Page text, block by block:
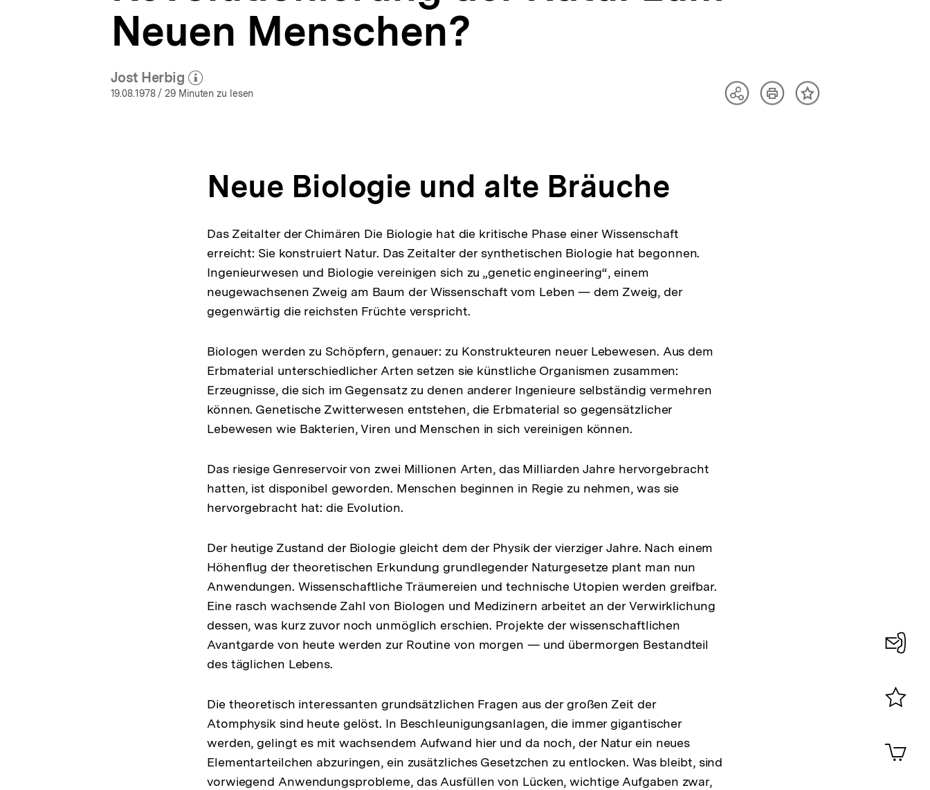
Neuen Menschen?
Jost Herbig
(Mehr zum Autor)
öffnen
19.08.1978/ 29 Minuten zu lesen
TeilenArtikelInhalt
Neue Biologie und alte Bräuche
Das Zeitalter der Chimären Die Biologie hat die kritische Phase einer Wissenschaft
erreicht: Sie konstruiert Natur. Das Zeitalter der synthetischen Biologie hat begonnen.
Ingenieurwesen und Biologie vereinigen sich zu „genetic engineering“, einem
neugewachsenen Zweig am Baum der Wissenschaft vom Leben — dem Zweig, der
gegenwärtig die reichsten Früchte verspricht.
Biologen werden zu Schöpfern, genauer: zu Konstrukteuren neuer Lebewesen. Aus dem
Erbmaterial unterschiedlicher Arten setzen sie künstliche Organismen zusammen:
Erzeugnisse, die sich im Gegensatz zu denen anderer Ingenieure selbständig vermehren
können. Genetische Zwitterwesen entstehen, die Erbmaterial so gegensätzlicher
Lebewesen wie Bakterien, Viren und Menschen in sich vereinigen können.
Das riesige Genreservoir von zwei Millionen Arten, das Milliarden Jahre hervorgebracht
hatten, ist disponibel geworden. Menschen beginnen in Regie zu nehmen, was sie
hervorgebracht hat: die Evolution.
Der heutige Zustand der Biologie gleicht dem der Physik der vierziger Jahre. Nach einem
Höhenflug der theoretischen Erkundung grundlegender Naturgesetze plant man nun
Anwendungen. Wissenschaftliche Träumereien und technische Utopien werden greifbar.
Eine rasch wachsende Zahl von Biologen und Medizinern arbeitet an der Verwirklichung
dessen, was kurz zuvor noch unmöglich erschien. Projekte der wissenschaftlichen
Avantgarde von heute werden zur Routine von morgen — und übermorgen Bestandteil
des täglichen Lebens.
Die theoretisch interessanten grundsätzlichen Fragen aus der großen Zeit der
Atomphysik sind heute gelöst. In Beschleunigungsanlagen, die immer gigantischer
werden, gelingt es mit wachsendem Aufwand hier und da noch, der Natur ein neues
Elementarteilchen abzuringen, ein zusätzliches Gesetzchen zu entlocken. Was bleibt, sind
vorwiegend Anwendungsprobleme, das Ausfüllen von Lücken, wichtige Aufgaben zwar,